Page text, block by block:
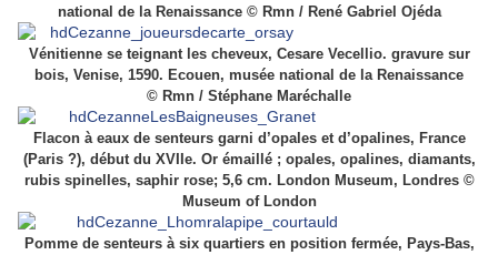
national de la Renaissance © Rmn / René Gabriel Ojéda
Vénitienne se teignant les cheveux, Cesare Vecellio. gravure sur
bois, Venise, 1590. Ecouen, musée national de la Renaissance
© Rmn / Stéphane Maréchalle
Flacon à eaux de senteurs garni d’opales et d’opalines, France
(Paris ?), début du XVIIe. Or émaillé ; opales, opalines, diamants,
rubis spinelles, saphir rose; 5,6 cm. London Museum, Londres ©
Museum of London
Pomme de senteurs à six quartiers en position fermée, Pays-Bas,